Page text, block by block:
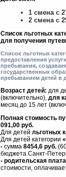
1 смена с
2 смена с
Список льготных
для получения
Список льготных
предоставления
пребывания,
государственных
пребыванием детей в
Возраст детей: для
(включительно), для
месяц до 15 лет
Полная стоимость
091,00 руб.
Для детей льготных
Для детей категории
- сумма 8454,6 руб.
бюджета Санкт-
- родительская
стоимости,